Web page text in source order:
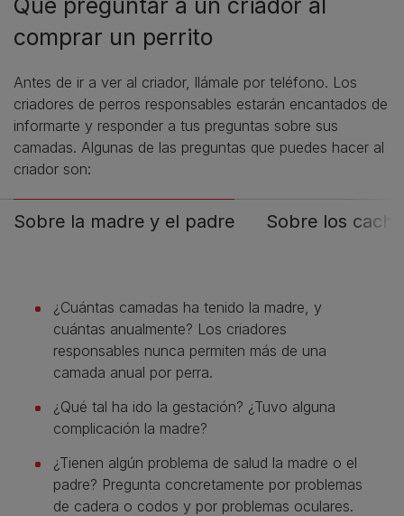
comprar un perrito
Antes de ir a ver al criador, llámale por teléfono. Los
criadores de perros responsables estarán encantados de
informarte y responder a tus preguntas sobre sus
camadas. Algunas de las preguntas que puedes hacer al
criador son:
Sobre la madre y el padre Sobre los
¿Cuántas camadas ha tenido la madre, y
cuántas anualmente? Los criadores
responsables nunca permiten más de una
camada anual por perra.
¿Qué tal ha ido la gestación? ¿Tuvo alguna
complicación la madre?
¿Tienen algún problema de salud la madre o el
padre? Pregunta concretamente por problemas
de cadera o codos y por problemas oculares.